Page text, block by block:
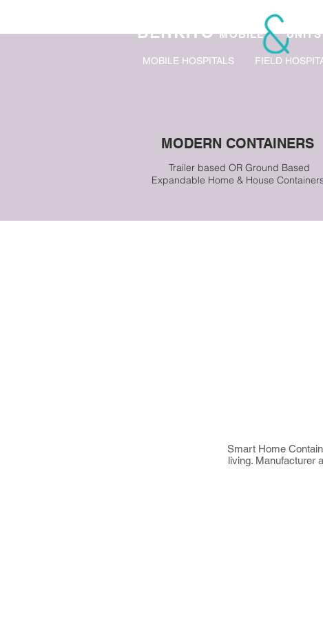
BERKITOMOBILE UNITS
MOBILE HOSPITALS FIELD
MODERN CONTAINERS
Trailer based OR Ground Based
Expandable Home & House
Smart Home
living. Manufacturer